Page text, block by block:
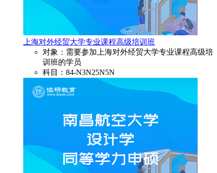
上海对外经贸大学专业课程高级培训班
对象：需要参加上海对外经贸大学专业课程高级培
训班的学员
科目：84-N3N25N5N